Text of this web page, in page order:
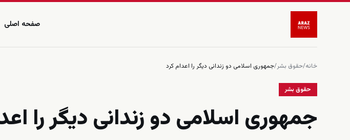
صفحه اصلی
خانه/حقوق بشر/جمهورى اسلامى دو زندانى ديگر را اعدام كرد
حقوق بشر
جمهورى اسلامى دو زندانى ديگر را